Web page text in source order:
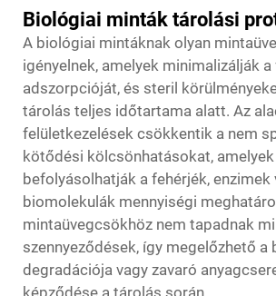
Biológiai minták tárolási
A biológiai mintáknak olyan
igényelnek, amelyek minimalizálják
adszorpcióját, és steril
tárolás teljes időtartama alatt. Az
felületkezelések csökkentik a nem
kötődési kölcsönhatásokat, amelyek
befolyásolhatják a fehérjék, enzimek
biomolekulák mennyiségi
mintaüvegcsökhöz nem tapadnak
szennyeződések, így megelőzhető
degradációja vagy zavaró